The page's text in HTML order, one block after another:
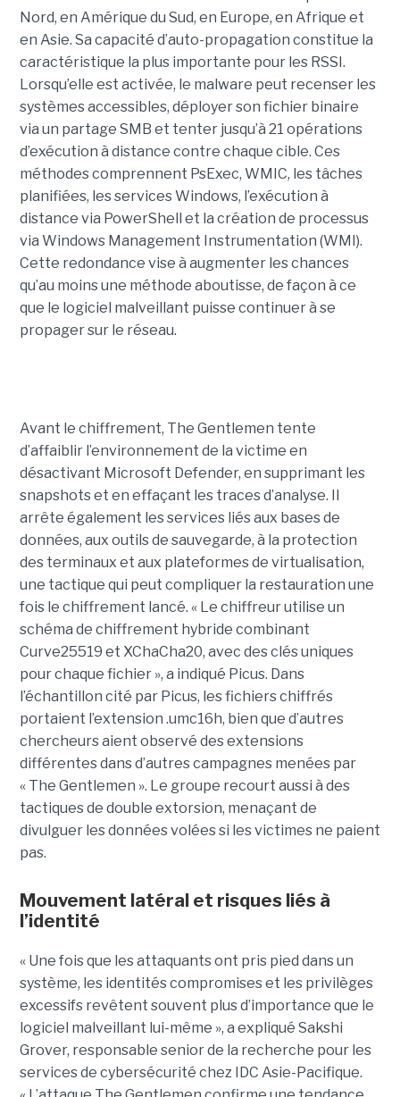
Nord, en Amérique du Sud, en Europe, en Afrique et
en Asie. Sa capacité d’auto-propagation constitue la
caractéristique la plus importante pour les RSSI.
Lorsqu’elle est activée, le malware peut recenser les
systèmes accessibles, déployer son fichier binaire
via un partage SMB et tenter jusqu’à 21 opérations
d’exécution à distance contre chaque cible. Ces
méthodes comprennent PsExec, WMIC, les tâches
planifiées, les services Windows, l’exécution à
distance via PowerShell et la création de processus
via Windows Management Instrumentation (WMI).
Cette redondance vise à augmenter les chances
qu’au moins une méthode aboutisse, de façon à ce
que le logiciel malveillant puisse continuer à se
propager sur le réseau.
Avant le chiffrement, The Gentlemen tente
d’affaiblir l’environnement de la victime en
désactivant Microsoft Defender, en supprimant les
snapshots et en effaçant les traces d’analyse. Il
arrête également les services liés aux bases de
données, aux outils de sauvegarde, à la protection
des terminaux et aux plateformes de virtualisation,
une tactique qui peut compliquer la restauration une
fois le chiffrement lancé. « Le chiffreur utilise un
schéma de chiffrement hybride combinant
Curve25519 et XChaCha20, avec des clés uniques
pour chaque fichier », a indiqué Picus. Dans
l’échantillon cité par Picus, les fichiers chiffrés
portaient l’extension .umc16h, bien que d’autres
chercheurs aient observé des extensions
différentes dans d’autres campagnes menées par
« The Gentlemen ». Le groupe recourt aussi à des
tactiques de double extorsion, menaçant de
divulguer les données volées si les victimes ne paient
pas.
Mouvement latéral et risques liés à
l’identité
« Une fois que les attaquants ont pris pied dans un
système, les identités compromises et les privilèges
excessifs revêtent souvent plus d’importance que le
logiciel malveillant lui-même », a expliqué Sakshi
Grover, responsable senior de la recherche pour les
services de cybersécurité chez IDC Asie-Pacifique.